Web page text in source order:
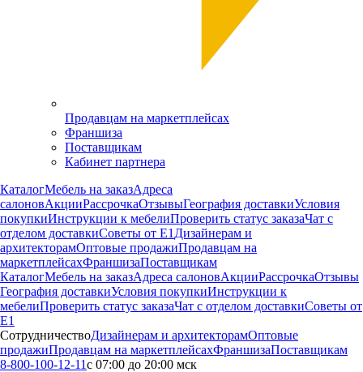
Продавцам на маркетплейсах
Франшиза
Поставщикам
Кабинет партнера
КаталогМебель на заказАдреса
салоновАкцииРассрочкаОтзывыГеография доставкиУсловия
покупкиИнструкции к мебелиПроверить статус заказаЧат с
отделом доставкиСоветы от Е1 Дизайнерам и
архитекторамОптовые продажиПродавцам на
маркетплейсахФраншизаПоставщикам
КаталогМебель на заказАдреса салоновАкцииРассрочкаОтзывы
География доставкиУсловия покупкиИнструкции к
мебелиПроверить статус заказаЧат с отделом доставкиСоветы от
Е1
СотрудничествоДизайнерам и архитекторамОптовые
продажиПродавцам на маркетплейсахФраншизаПоставщикам
8-800-100-12-11с 07:00 до 20:00 мск